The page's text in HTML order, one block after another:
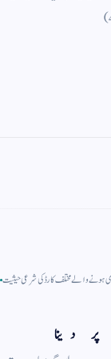
ہونے والے مختلف کارڈ کی شرعی حیثیت
دینا